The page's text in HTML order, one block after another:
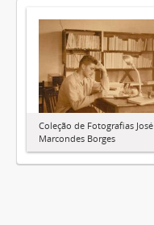
Coleção de Fotografias José
Marcondes Borges